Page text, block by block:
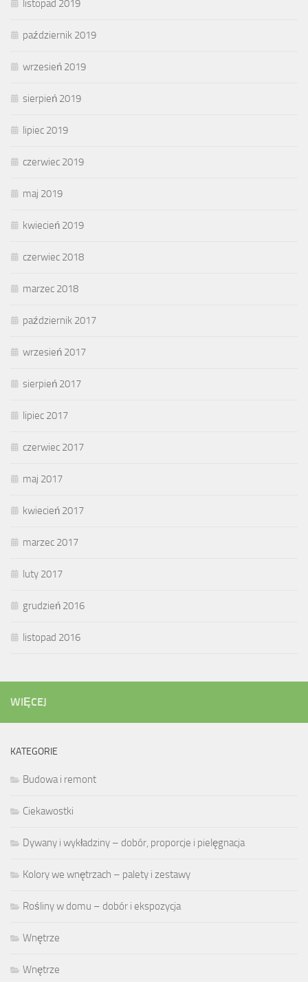
listopad 2019
październik 2019
wrzesień 2019
sierpień 2019
lipiec 2019
czerwiec 2019
maj 2019
kwiecień 2019
czerwiec 2018
marzec 2018
październik 2017
wrzesień 2017
sierpień 2017
lipiec 2017
czerwiec 2017
maj 2017
kwiecień 2017
marzec 2017
luty 2017
grudzień 2016
listopad 2016
WIĘCEJ
KATEGORIE
Budowa i remont
Ciekawostki
Dywany i wykładziny – dobór, proporcje i pielęgnacja
Kolory we wnętrzach – palety i zestawy
Rośliny w domu – dobór i ekspozycja
Wnętrze
Wnętrze